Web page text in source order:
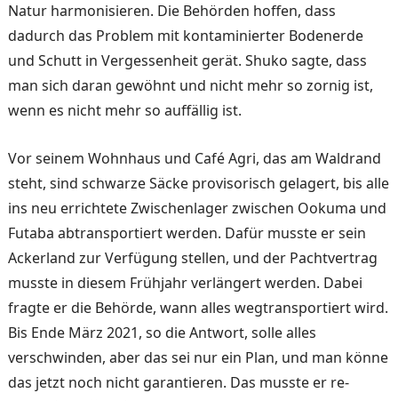
Natur har­monisieren. Die Behörden hoffen, dass
dadurch das Problem mit kontaminierter Bodenerde
und Schutt in Ver­gessenheit gerät. Shuko sagte, dass
man sich daran gewöhnt und nicht mehr so zornig ist,
wenn es nicht mehr so auffäl­lig ist.
Vor seinem Wohnhaus und Café Agri, das am Waldrand
steht, sind schwarze Säcke provisorisch gelagert, bis alle
ins neu errichtete Zwischenla­ger zwischen Ookuma und
Futaba abtransportiert werden. Dafür musste er sein
Acker­land zur Verfügung stellen, und der Pachtvertrag
musste in diesem Frühjahr verlängert werden. Dabei
fragte er die Behörde, wann alles weg­transportiert wird.
Bis Ende März 2021, so die Antwort, solle alles
verschwinden, aber das sei nur ein Plan, und man könne
das jetzt noch nicht ga­rantieren. Das musste er re­